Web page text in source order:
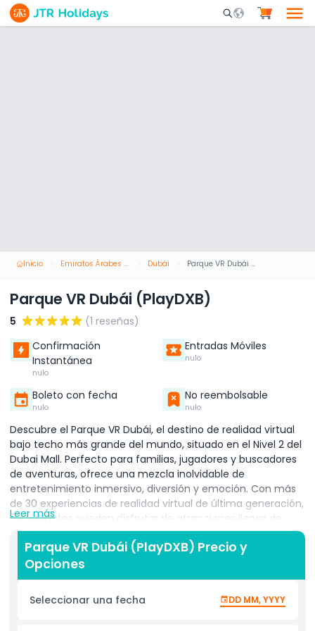
Mobile Search
Inicio Emiratos Árabes Unidos Dubái Parque VR Dubái (PlayDXB)
Parque VR Dubái (PlayDXB)
5
(1 reseñas)
Confirmación
Instantánea
nulo
Entradas Móviles
nulo
Boleto con fecha
nulo
No reembolsable
nulo
Descubre el Parque VR Dubái, el destino de realidad virtual
bajo techo más grande del mundo, situado en el Nivel 2 del
Dubai Mall. Perfecto para familias, jugadores y buscadores
de aventuras, ofrece una mezcla inolvidable de
entretenimiento inmersivo, diversión y emoción. Con más
de 30 experiencias de realidad virtual de última generación,
los visitantes pueden disfrutar de atracciones llenas de
adrenalina, juegos interactivos multijugador y
rompecabezas desafiantes. Adéntrate en montañas rusas
virtuales que desafían la gravedad, salas de escape que
ponen a prueba tu lógica y atracciones basadas en
habilidades diseñadas para desafiar tus sentidos. Distribuido
en dos amplios niveles, Play DXB atiende todos los intereses,
Leer más
Parque VR Dubái (PlayDXB) Precio y
Opciones
Seleccionar una fecha DD MM, YYYY